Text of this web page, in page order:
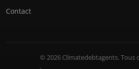
Contact
© 2026 Climatedebtagents. Tous